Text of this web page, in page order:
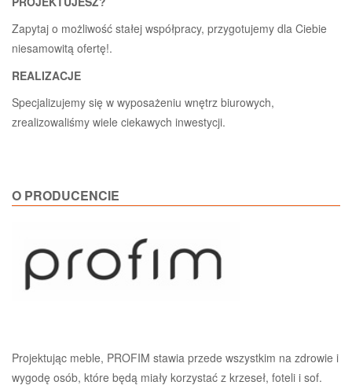
Zapytaj o możliwość stałej współpracy, przygotujemy dla Ciebie
niesamowitą ofertę!.
REALIZACJE
Specjalizujemy się w wyposażeniu wnętrz biurowych,
zrealizowaliśmy wiele ciekawych inwestycji.
O PRODUCENCIE
Projektując meble, PROFIM stawia przede wszystkim na zdrowie i
wygodę osób, które będą miały korzystać z krzeseł, foteli i sof.